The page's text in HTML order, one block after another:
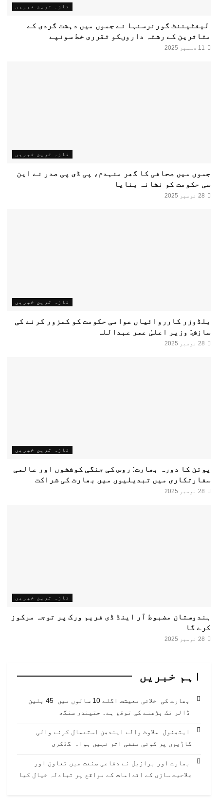
تازہ ترین خبریں
لیفٹیننٹ گورنرسنہا نے جموں میں دہشت گردی کے
متاثرین کے رشتہ داروںکو تقرری خط سونپے
تازہ ترین خبریں
جموں میں صحافی کا گھر منہدم، پی ڈی پی صدر نے این
سی حکومت کو نشانہ بنایا
تازہ ترین خبریں
بلڈوزر کارروائیاں عوامی حکومت کو کمزور کرنے کی
سازش: وزیر اعلیٰ عمر عبداللہ
تازہ ترین خبریں
پوتن کا دورہ بھارت: روس کی جنگی کوششوں اور عالمی
سفارتکاری میں تبدیلیوں میں بھارت کی شراکت
تازہ ترین خبریں
ہندوستان مضبوط آر اینڈ ڈی فریم ورک پر توجہ مرکوز
کرے گا
اہم خبریں
بھارت کی خلائی معیشت اگلے 10 سالوں میں 45 بلین
ڈالر تک بڑھنے کی توقع ہے۔ جتیندر سنگھ
ایتھنول ملاوٹ والے ایندھن استعمال کرنے والی
گاڑیوں پر کوئی منفی اثر نہیں ہوا۔ گڈکری
بھارت اور برازیل نے دفاعی صنعت میں تعاون اور
صلاحیت سازی کے اقدامات کے مواقع پر تبادلہ خیال کیا